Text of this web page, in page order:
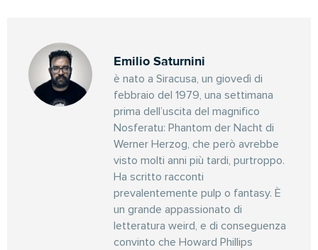
Emilio Saturnini
è nato a Siracusa, un giovedì di
febbraio del 1979, una settimana
prima dell’uscita del magnifico
Nosferatu: Phantom der Nacht di
Werner Herzog, che però avrebbe
visto molti anni più tardi, purtroppo.
Ha scritto racconti
prevalentemente pulp o fantasy. È
un grande appassionato di
letteratura weird, e di conseguenza
convinto che Howard Phillips